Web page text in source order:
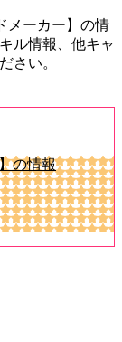
メーカー】の情
ル情報、他キャ
さい。
の情報